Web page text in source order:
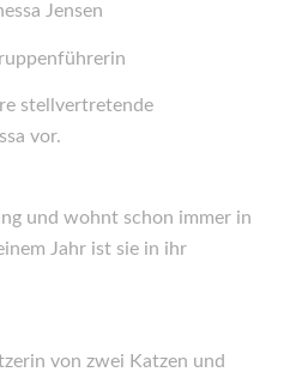
Jensen
stellvertretende
vor.
und wohnt schon immer in
Jahr ist sie in ihr
von zwei Katzen und